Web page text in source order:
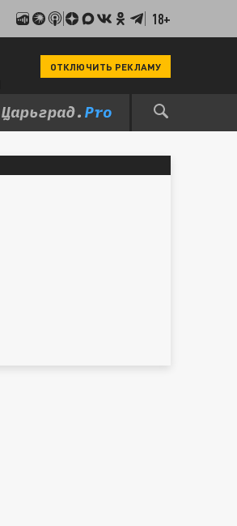
18+
ОТКЛЮЧИТЬ РЕКЛАМУ